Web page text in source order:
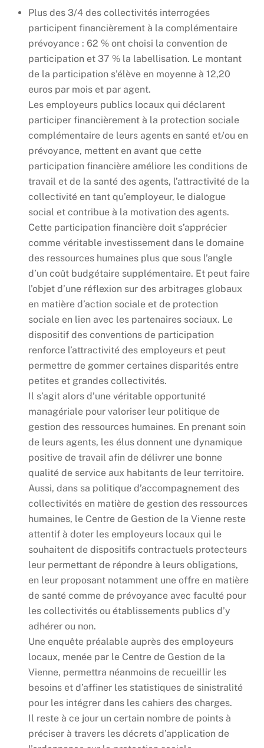
Plus des 3/4 des collectivités interrogées
participent financièrement à la complémentaire
prévoyance : 62 % ont choisi la convention de
participation et 37 % la labellisation. Le montant
de la participation s’élève en moyenne à 12,20
euros par mois et par agent.
Les employeurs publics locaux qui déclarent
participer financièrement à la protection sociale
complémentaire de leurs agents en santé et/ou en
prévoyance, mettent en avant que cette
participation financière améliore les conditions de
travail et de la santé des agents, l’attractivité de la
collectivité en tant qu’employeur, le dialogue
social et contribue à la motivation des agents.
Cette participation financière doit s’apprécier
comme véritable investissement dans le domaine
des ressources humaines plus que sous l’angle
d’un coût budgétaire supplémentaire. Et peut faire
l’objet d’une réflexion sur des arbitrages globaux
en matière d’action sociale et de protection
sociale en lien avec les partenaires sociaux. Le
dispositif des conventions de participation
renforce l’attractivité des employeurs et peut
permettre de gommer certaines disparités entre
petites et grandes collectivités.
Il s’agit alors d’une véritable opportunité
managériale pour valoriser leur politique de
gestion des ressources humaines. En prenant soin
de leurs agents, les élus donnent une dynamique
positive de travail afin de délivrer une bonne
qualité de service aux habitants de leur territoire.
Aussi, dans sa politique d’accompagnement des
collectivités en matière de gestion des ressources
humaines, le Centre de Gestion de la Vienne reste
attentif à doter les employeurs locaux qui le
souhaitent de dispositifs contractuels protecteurs
leur permettant de répondre à leurs obligations,
en leur proposant notamment une offre en matière
de santé comme de prévoyance avec faculté pour
les collectivités ou établissements publics d’y
adhérer ou non.
Une enquête préalable auprès des employeurs
locaux, menée par le Centre de Gestion de la
Vienne, permettra néanmoins de recueillir les
besoins et d’affiner les statistiques de sinistralité
pour les intégrer dans les cahiers des charges.
Il reste à ce jour un certain nombre de points à
préciser à travers les décrets d’application de